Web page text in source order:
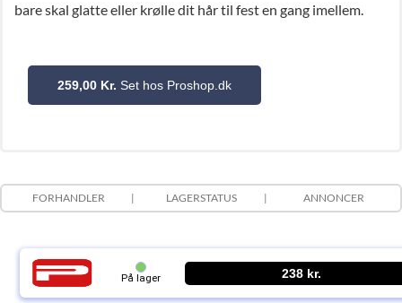
bare skal glatte eller krølle dit hår til fest en gang imellem.
259,00 Kr. Set hos Proshop.dk
FORHANDLER LAGERSTATUS ANNONCER
På lager 238 kr.